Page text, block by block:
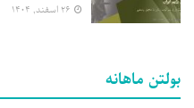
بولتن ماهانه